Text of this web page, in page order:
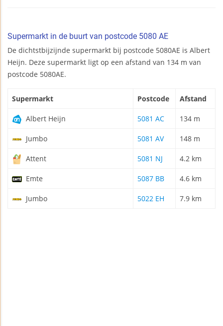
Supermarkt in de buurt van postcode 5080 AE
De dichtstbijzijnde supermarkt bij postcode 5080AE is Albert
Heijn. Deze supermarkt ligt op een afstand van 134 m van
postcode 5080AE.
Supermarkt Postcode Afstand
Albert Heijn 5081 AC 134 m
Jumbo 5081 AV 148 m
Attent 5081 NJ 4.2 km
Emte 5087 BB 4.6 km
Jumbo 5022 EH 7.9 km